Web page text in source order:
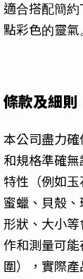
適合搭配簡
點彩色的靈氣
條款及細則
本公司盡力確
和規格準確
特性（例如玉
蜜蠟、貝殼、
形狀、大小
作和測量可
圍），實際